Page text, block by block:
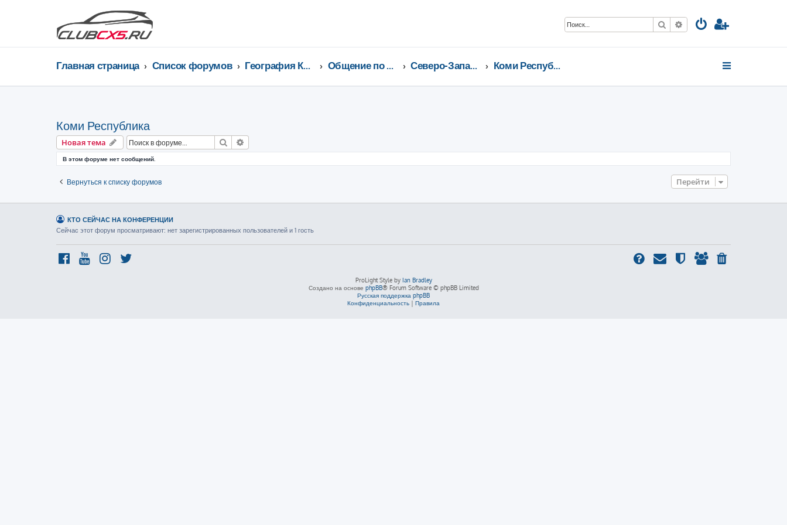
Поиск Расширенный поиск
Главная страница Список форумов География Клуба CX-5 CLUB Общение по регионам Северо-Западный федеральный округ Коми Республика
Коми Республика
Новая тема Поиск
В этом форуме нет сообщений.
Вернуться к списку форумов Перейти
КТО СЕЙЧАС НА КОНФЕРЕНЦИИ
Сейчас этот форум просматривают: нет зарегистрированных пользователей и 1 гость
ProLight Style by Ian Bradley
Создано на основе phpBB® Forum Software © phpBB Limited
Русская поддержка phpBB
Конфиденциальность | Правила